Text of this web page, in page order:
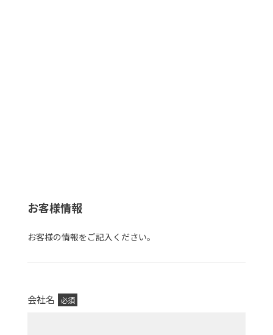
お客様情報
お客様の情報をご記入ください。
会社名 必須